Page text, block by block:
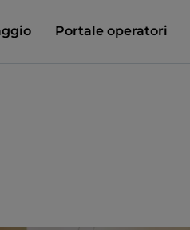
Portale operatori